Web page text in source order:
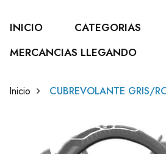
INICIO CATEGORIAS
MERCANCIAS LLEGANDO
Inicio CUBREVOLANTE GRIS/